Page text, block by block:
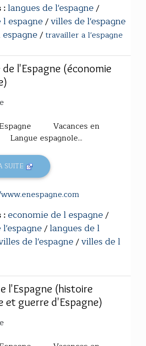
:langues de l'espagne/
espagne/villes de l'espagne
/travailler a l'espagne
de l'Espagne (économie
Vacances en
espagnole...
SUITE
:economie de l espagne/
/langues de l
de l'espagne/villes de l
l'Espagne (histoire
et guerre d'Espagne)